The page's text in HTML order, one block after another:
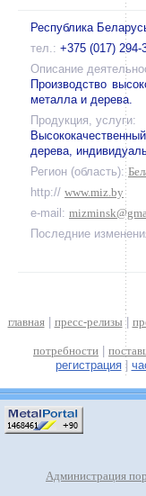
Республика
тел.: +375 (017) 294-
Описание
Производство
металла и дерева.
Продукция, услуги:
дерева,
Регион (область):
http:// www.miz.by
e-mail:
Последние
главная| пресс-релизы |
потребности
регистрация|
Администрация